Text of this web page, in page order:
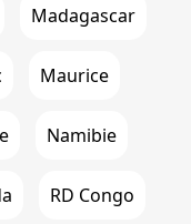
Madagascar
Maurice
Namibie
RD Congo